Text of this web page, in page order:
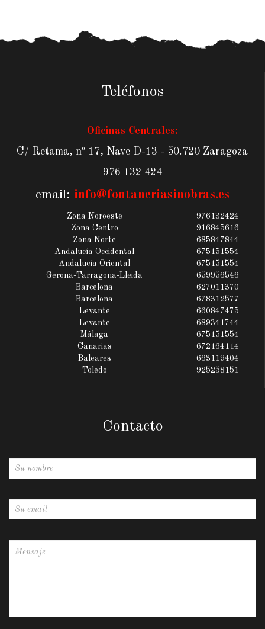
Teléfonos
Oficinas Centrales:
C/ Retama, nº 17, Nave D-13 - 50.720 Zaragoza
976 132 424
email: info@fontaneriasinobras.es
Zona Noroeste
976132424
Zona Centro
916845616
Zona Norte
685847844
Andalucía Occidental
675151554
Andalucía Oriental
675151554
Gerona-Tarragona-Lleida
659956546
Barcelona
627011370
Barcelona
678312577
Levante
660847475
Levante
689341744
Málaga
675151554
Canarias
672164114
Baleares
663119404
Toledo
925258151
Contacto